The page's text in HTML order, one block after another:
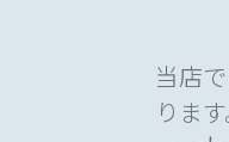
豆腐
上げ
当店
ります